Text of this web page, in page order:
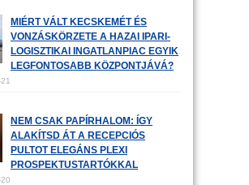
MIÉRT VÁLT KECSKEMÉT ÉS
VONZÁSKÖRZETE A HAZAI IPARI-
LOGISZTIKAI INGATLANPIAC EGYIK
LEGFONTOSABB KÖZPONTJÁVÁ?
NEM CSAK PAPÍRHALOM: ÍGY
ALAKÍTSD ÁT A RECEPCIÓS
PULTOT ELEGÁNS PLEXI
PROSPEKTUSTARTÓKKAL